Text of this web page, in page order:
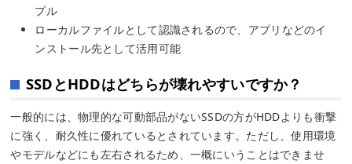
プル
ローカルファイルとして認識されるので、アプリなどのイ
ンストール先として活用可能
SSDとHDDはどちらが壊れやすいですか？
一般的には、物理的な可動部品がないSSDの方がHDDよりも衝撃
に強く、耐久性に優れているとされています。ただし、使用環境
やモデルなどにも左右されるため、一概にいうことはできませ